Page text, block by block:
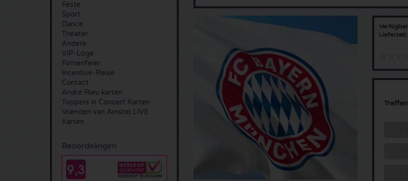
Feste
Sport
Dance
Theater
Andere
VIP-Loge
Firmenfeier
Incentive-Reise
Contact
André Rieu karten
Toppers in Concert Karten
Vrienden van Amstel LIVE
Karten
Beoordelingen
Lieferzeit: